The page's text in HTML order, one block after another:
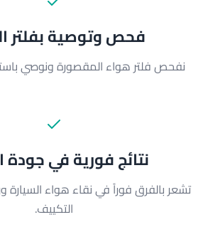
فحص وتوصية بفلتر
نفحص فلتر هواء المقصورة ونوصي
نتائج فورية في جودة
تشعر بالفرق فوراً في نقاء هواء السيارة
التكييف.